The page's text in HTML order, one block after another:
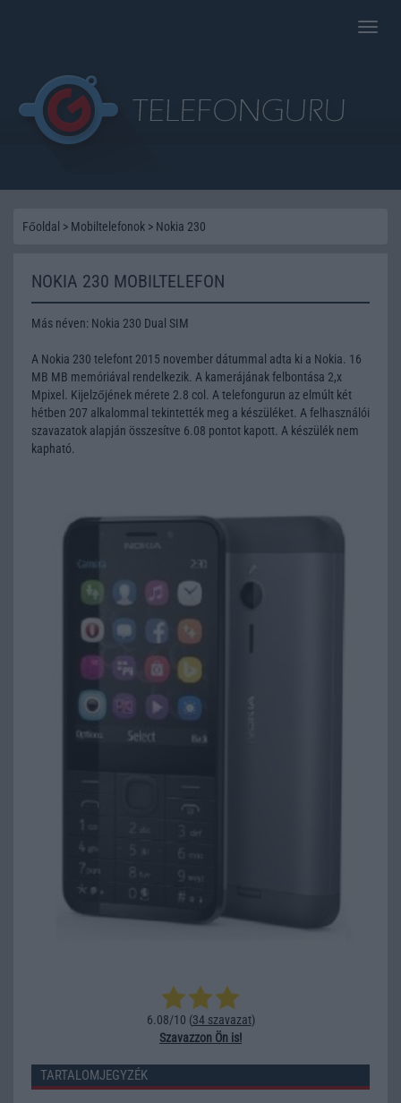
Toggle
Főoldal > Mobiltelefonok > Nokia 230
NOKIA 230 MOBILTELEFON
Más néven: Nokia 230 Dual SIM
A Nokia 230 telefont 2015 november dátummal adta ki a Nokia. 16
MB MB memóriával rendelkezik. A kamerájának felbontása 2,x
Mpixel. Kijelzőjének mérete 2.8 col. A telefongurun az elmúlt két
hétben 207 alkalommal tekintették meg a készüléket. A felhasználói
szavazatok alapján összesítve 6.08 pontot kapott. A készülék nem
kapható.
6.08/10 (34 szavazat)
Szavazzon Ön is!
TARTALOMJEGYZÉK